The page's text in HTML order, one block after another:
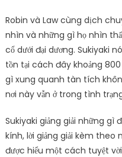
Robin và Law cùng dịch
nhìn và những gì họ nhìn
cổ dưới đại dương. Sukiyaki
tồn tại cách đây khoảng
gì xung quanh tàn tích
nơi này vẫn ở trong tình
Sukiyaki giảng giải những gì
kính, lời giảng giải kèm theo
được hiểu một cách tuyệt